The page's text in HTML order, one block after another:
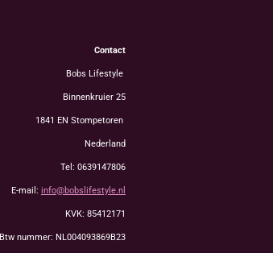
Contact
Bobs Lifestyle
Binnenkruier 25
1841 EN Stompetoren
Nederland
Tel: 0639147806
E-mail: info@bobslifestyle.nl
KVK: 85412171
Btw nummer: NL004093869B23